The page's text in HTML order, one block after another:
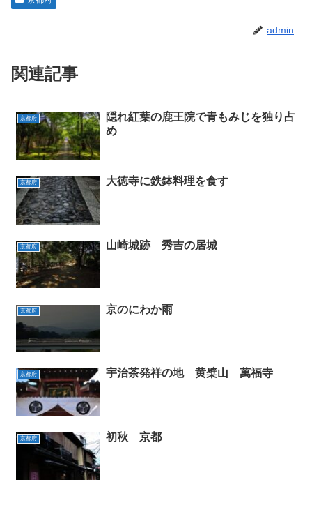
admin
関連記事
京都府
隠れ紅葉の鹿王院で青もみじを独り占
め
京都府 大徳寺に鉄鉢料理を食す
京都府 山崎城跡 秀吉の居城
京都府 京のにわか雨
京都府 宇治茶発祥の地 黄檗山 萬福寺
京都府 初秋 京都